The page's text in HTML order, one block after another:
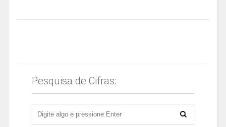
Pesquisa de Cifras: